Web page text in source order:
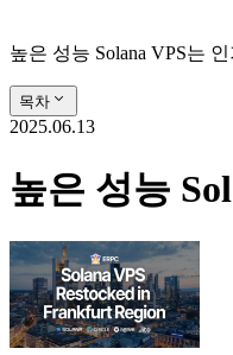
높은 성능 Solana VPS는
목차
2025.06.13
높은 성능